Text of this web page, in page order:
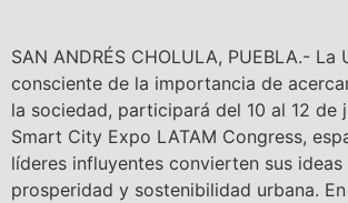
SAN ANDRÉS CHOLULA, PUEBLA.- La
consciente de la importancia de
la sociedad, participará del 10 al 12 de
Smart City Expo LATAM Congress,
líderes influyentes convierten sus
prosperidad y sostenibilidad urbana.